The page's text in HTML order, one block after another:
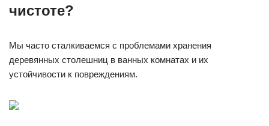
чистоте?
Мы часто сталкиваемся с проблемами хранения
деревянных столешниц в ванных комнатах и ​​их
устойчивости к повреждениям.